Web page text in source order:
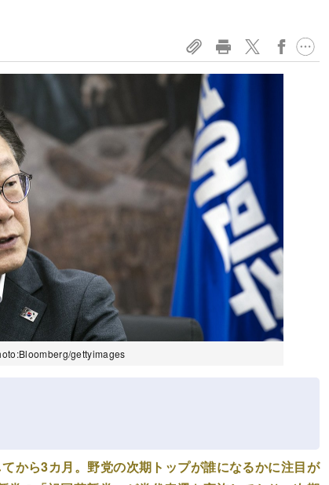
gettyimages
から3カ月。野党の次期トップが誰になるかに注目が